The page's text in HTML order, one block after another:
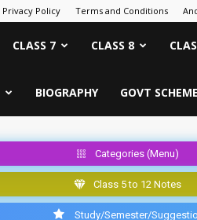
Privacy Policy Terms and Conditions
CLASS 7 CLASS 8
BIOGRAPHY GOVT
Categories (Menu)
Class 5 to 12 Notes
Study/Semester/